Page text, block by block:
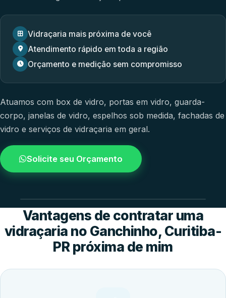
Vidraçaria mais próxima de você
Atendimento rápido em toda a região
Orçamento e medição sem compromisso
Atuamos com box de vidro, portas em vidro, guarda-
corpo, janelas de vidro, espelhos sob medida, fachadas de
vidro e serviços de vidraçaria em geral.
Solicite seu Orçamento
4.9 / 5.0
avaliacao dos clientes
Vantagens de contratar uma
vidraçaria no Ganchinho, Curitiba-
PR próxima de mim